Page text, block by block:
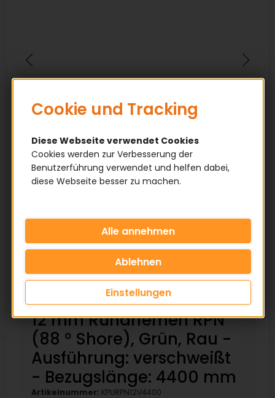
12 mm Rundriemen RPN
(88 ° Shore), Grün, Rau -
Ausführung: verschweißt
- Bezugslänge: 4400 mm
Artikelnummer: KPURPN12V4400
Cookie und Tracking
Diese Webseite verwendet Cookies
Cookies werden zur Verbesserung der
Benutzerführung verwendet und helfen dabei,
diese Webseite besser zu machen.
Einstellungen